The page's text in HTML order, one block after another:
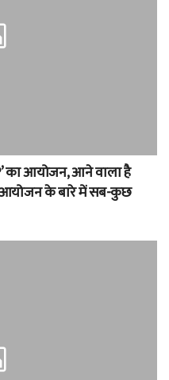
का आयोजन, आने वाला है
आयोजन के बारे में सब-कुछ